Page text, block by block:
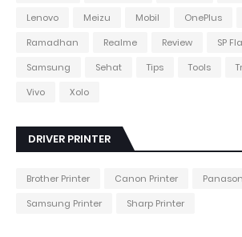
Lenovo
Meizu Mobil OnePlus
Ramadhan
Realme Review
SP
Samsung
Sehat Tips Tools
Vivo
Xolo
DRIVER PRINTER
Brother Printer Canon Printer
Samsung Printer
Sharp Printer